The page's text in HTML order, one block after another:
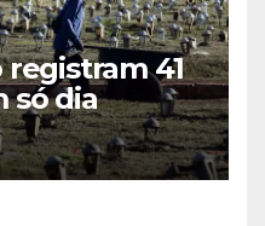
registram 41
só dia